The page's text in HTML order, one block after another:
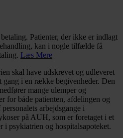
Patienter, der ikke er indlagt
kan i nogle tilfælde få
Læs Mere
skal have udskrevet og udleveret
i en række begivenheder. Den
mange ulemper og
for både patienten, afdelingen og
arbejdsgange i
på AUH, som er foretaget i et
i psykiatrien og hospitalsapoteket.